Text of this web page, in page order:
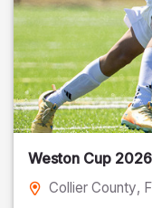
Weston Cup
Collier County,